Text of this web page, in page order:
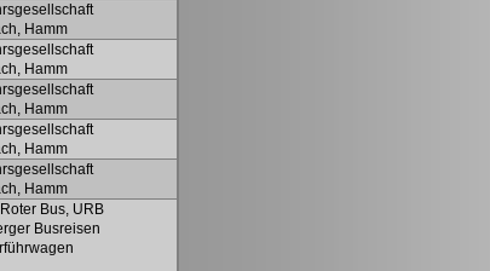
Hamm
Hamm
Hamm
Hamm
Hamm
Bus, URB
Busreisen